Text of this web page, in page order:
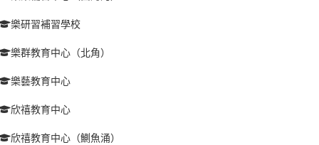
樂研習補習學校
樂群教育中心（北角）
樂藝教育中心
欣禧教育中心
欣禧教育中心（鰂魚涌）